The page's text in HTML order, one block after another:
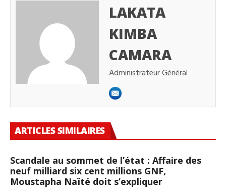
LAKATA
KIMBA
CAMARA
Administrateur Général
ARTICLES SIMILAIRES
Scandale au sommet de l’état : Affaire des
neuf milliard six cent millions GNF,
Moustapha Naïté doit s’expliquer